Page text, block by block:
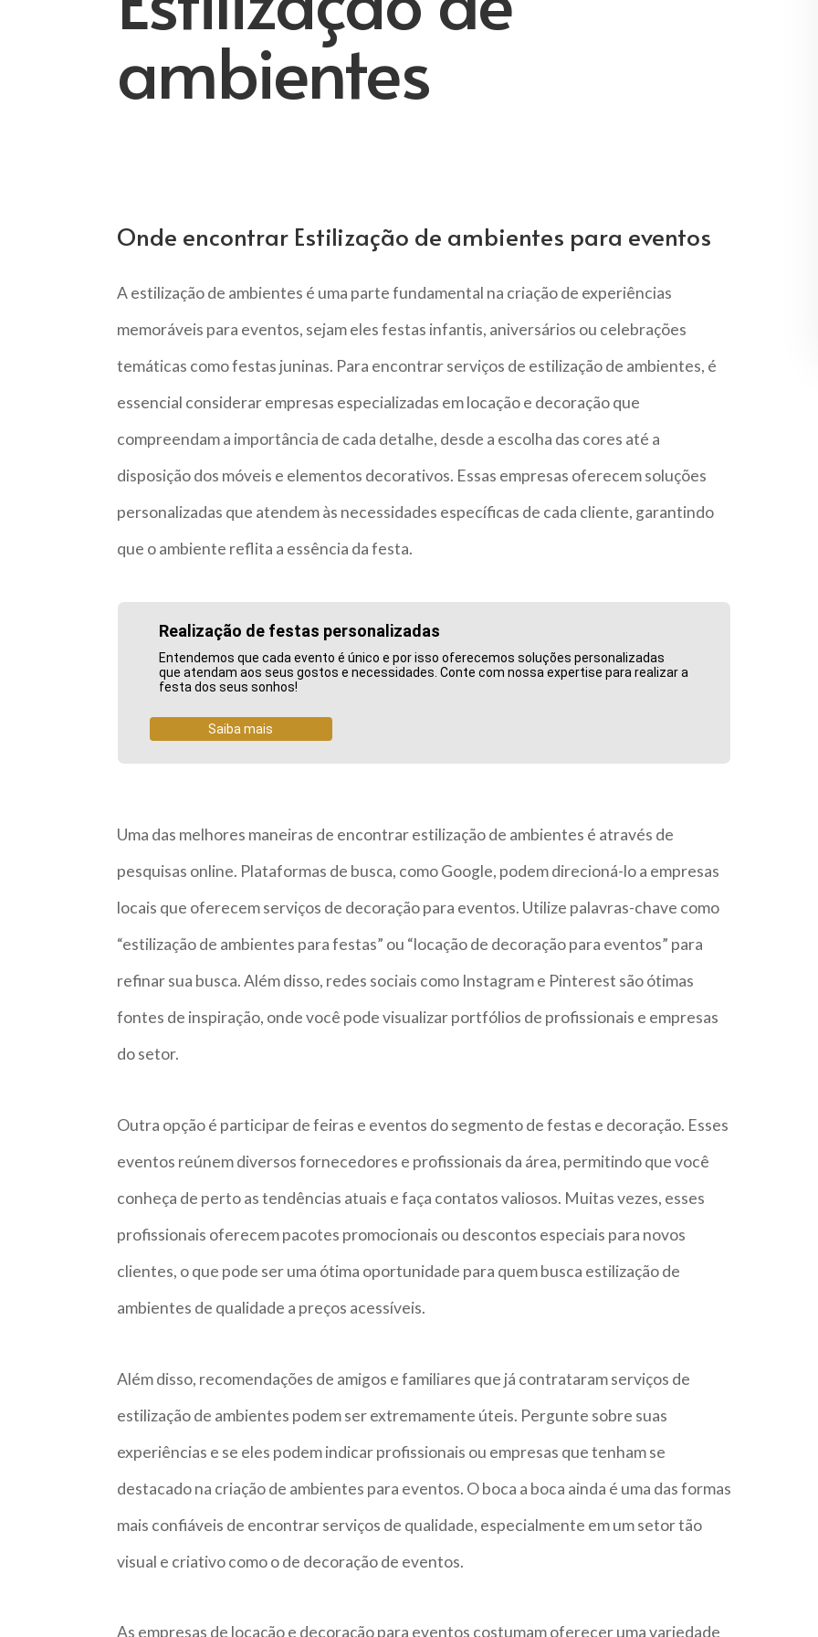
ambientes
Onde encontrar Estilização de ambientes para eventos
A estilização de ambientes é uma parte fundamental na criação de experiências
memoráveis para eventos, sejam eles festas infantis, aniversários ou celebrações
temáticas como festas juninas. Para encontrar serviços de estilização de ambientes, é
essencial considerar empresas especializadas em locação e decoração que
compreendam a importância de cada detalhe, desde a escolha das cores até a
disposição dos móveis e elementos decorativos. Essas empresas oferecem soluções
personalizadas que atendem às necessidades específicas de cada cliente, garantindo
que o ambiente reflita a essência da festa.
Realização de festas personalizadas
Entendemos que cada evento é único e por isso oferecemos soluções personalizadas
que atendam aos seus gostos e necessidades. Conte com nossa expertise para realizar a
festa dos seus sonhos!
Saiba mais
Uma das melhores maneiras de encontrar estilização de ambientes é através de
pesquisas online. Plataformas de busca, como Google, podem direcioná-lo a empresas
locais que oferecem serviços de decoração para eventos. Utilize palavras-chave como
“estilização de ambientes para festas” ou “locação de decoração para eventos” para
refinar sua busca. Além disso, redes sociais como Instagram e Pinterest são ótimas
fontes de inspiração, onde você pode visualizar portfólios de profissionais e empresas
do setor.
Outra opção é participar de feiras e eventos do segmento de festas e decoração. Esses
eventos reúnem diversos fornecedores e profissionais da área, permitindo que você
conheça de perto as tendências atuais e faça contatos valiosos. Muitas vezes, esses
profissionais oferecem pacotes promocionais ou descontos especiais para novos
clientes, o que pode ser uma ótima oportunidade para quem busca estilização de
ambientes de qualidade a preços acessíveis.
Além disso, recomendações de amigos e familiares que já contrataram serviços de
estilização de ambientes podem ser extremamente úteis. Pergunte sobre suas
experiências e se eles podem indicar profissionais ou empresas que tenham se
destacado na criação de ambientes para eventos. O boca a boca ainda é uma das formas
mais confiáveis de encontrar serviços de qualidade, especialmente em um setor tão
visual e criativo como o de decoração de eventos.
As empresas de locação e decoração para eventos costumam oferecer uma variedade